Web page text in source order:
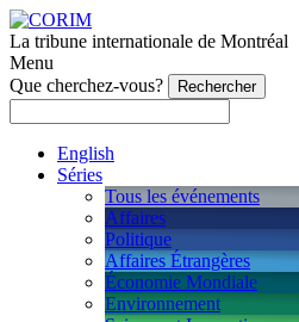
La tribune internationale de Montréal
Menu
Que cherchez-vous?
English
Séries
Tous les événements
Affaires
Politique
Affaires Étrangères
Économie Mondiale
Environnement